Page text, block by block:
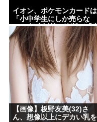
イオン、ポケモンカードは
「小中学生にしか売らな
い」 転売対策の決断が「
晴らしい」
【画像】板野友美(32)さ
ん、想像以上にデカい乳を